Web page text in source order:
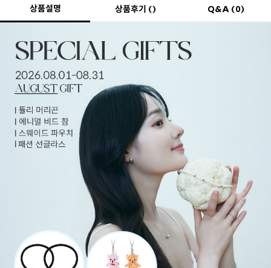
상품설명 상품후기 () Q&A (0)